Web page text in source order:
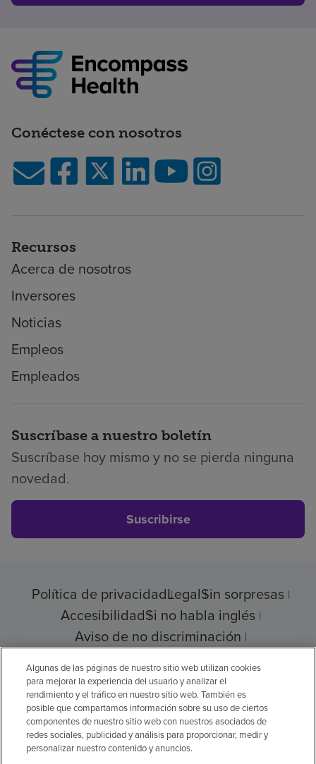
Conéctese con nosotros
Recursos
Acerca de nosotros
Inversores
Noticias
Empleos
Empleados
Suscríbase a nuestro boletín
Suscríbase hoy mismo y no se pierda ninguna
novedad.
Suscribirse
Política de privacidadLegalSin sorpresas
AccesibilidadSi no habla inglés
Aviso de no discriminación
© 2026 Encompass Health Corporation
Preferencias de cookies
Algunas de las páginas de nuestro sitio web utilizan cookies
para mejorar la experiencia del usuario y analizar el
rendimiento y el tráfico en nuestro sitio web. También es
posible que compartamos información sobre su uso de ciertos
componentes de nuestro sitio web con nuestros asociados de
redes sociales, publicidad y análisis para proporcionar, medir y
personalizar nuestro contenido y anuncios.